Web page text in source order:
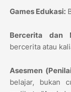
Games Edukasi:
Bercerita dan
bercerita atau
Asesmen
belajar, bukan